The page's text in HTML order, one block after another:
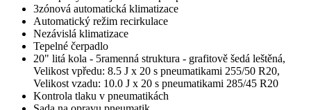
3zónová automatická klimatizace
Automatický režim recirkulace
Nezávislá klimatizace
Tepelné čerpadlo
20" litá kola - 5ramenná struktura - grafitově šedá leštěná,
Velikost vpředu: 8.5 J x 20 s pneumatikami 255/50 R20,
Velikost vzadu: 10.0 J x 20 s pneumatikami 285/45 R20
Kontrola tlaku v pneumatikách